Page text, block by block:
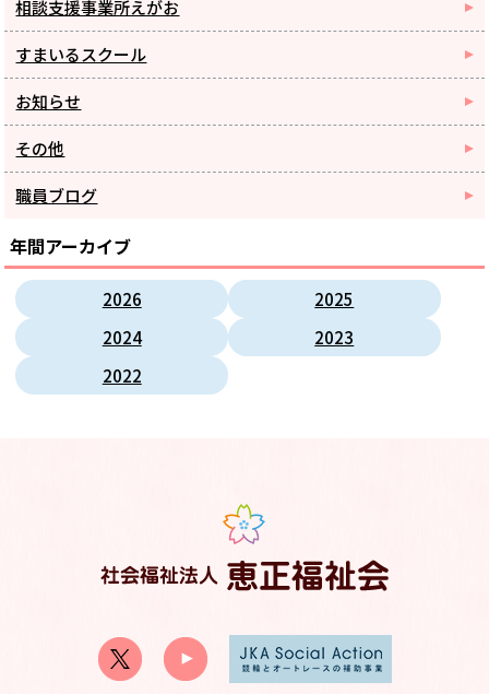
相談支援事業所えがお
すまいるスクール
お知らせ
その他
職員ブログ
年間アーカイブ
2026
2025
2024
2023
2022